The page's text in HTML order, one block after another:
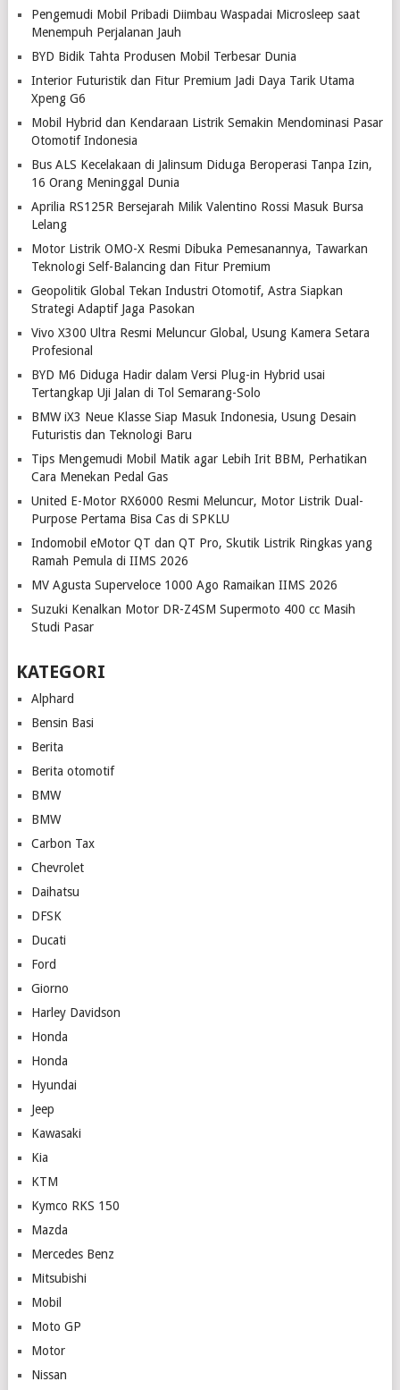
Pengemudi Mobil Pribadi Diimbau Waspadai Microsleep saat
Menempuh Perjalanan Jauh
BYD Bidik Tahta Produsen Mobil Terbesar Dunia
Interior Futuristik dan Fitur Premium Jadi Daya Tarik Utama
Xpeng G6
Mobil Hybrid dan Kendaraan Listrik Semakin Mendominasi Pasar
Otomotif Indonesia
Bus ALS Kecelakaan di Jalinsum Diduga Beroperasi Tanpa Izin,
16 Orang Meninggal Dunia
Aprilia RS125R Bersejarah Milik Valentino Rossi Masuk Bursa
Lelang
Motor Listrik OMO-X Resmi Dibuka Pemesanannya, Tawarkan
Teknologi Self-Balancing dan Fitur Premium
Geopolitik Global Tekan Industri Otomotif, Astra Siapkan
Strategi Adaptif Jaga Pasokan
Vivo X300 Ultra Resmi Meluncur Global, Usung Kamera Setara
Profesional
BYD M6 Diduga Hadir dalam Versi Plug-in Hybrid usai
Tertangkap Uji Jalan di Tol Semarang-Solo
BMW iX3 Neue Klasse Siap Masuk Indonesia, Usung Desain
Futuristis dan Teknologi Baru
Tips Mengemudi Mobil Matik agar Lebih Irit BBM, Perhatikan
Cara Menekan Pedal Gas
United E-Motor RX6000 Resmi Meluncur, Motor Listrik Dual-
Purpose Pertama Bisa Cas di SPKLU
Indomobil eMotor QT dan QT Pro, Skutik Listrik Ringkas yang
Ramah Pemula di IIMS 2026
MV Agusta Superveloce 1000 Ago Ramaikan IIMS 2026
Suzuki Kenalkan Motor DR-Z4SM Supermoto 400 cc Masih
Studi Pasar
KATEGORI
Alphard
Bensin Basi
Berita
Berita otomotif
BMW
BMW
Carbon Tax
Chevrolet
Daihatsu
DFSK
Ducati
Ford
Giorno
Harley Davidson
Honda
Honda
Hyundai
Jeep
Kawasaki
Kia
KTM
Kymco RKS 150
Mazda
Mercedes Benz
Mitsubishi
Mobil
Moto GP
Motor
Nissan